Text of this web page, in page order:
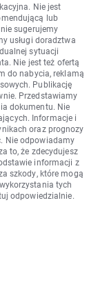
Nie jest
lub
sugerujemy
usługi doradztwa
sytuacji
Nie jest też ofertą
do nabycia, reklamą
Publikację
Przedstawiamy
dokumentu. Nie
Informacje i
oraz prognozy
Nie odpowiadamy
to, że zdecydujesz
informacji z
szkody, które mogą
tych
odpowiedzialnie.